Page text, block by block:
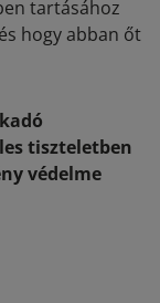
tartásához
hogy abban őt
tiszteletben
védelme